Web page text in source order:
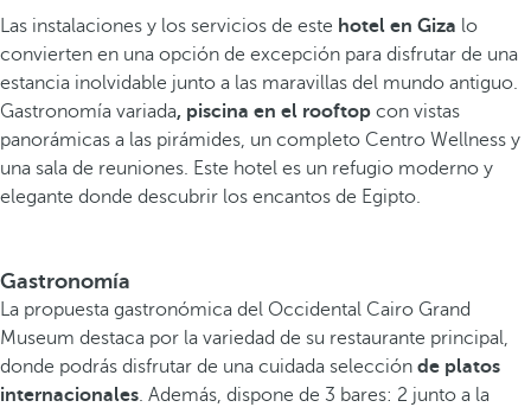
Las instalaciones y los servicios de este hotel en Giza lo
convierten en una opción de excepción para disfrutar de una
estancia inolvidable junto a las maravillas del mundo antiguo.
Gastronomía variada, piscina en el rooftop con vistas
panorámicas a las pirámides, un completo Centro Wellness y
una sala de reuniones. Este hotel es un refugio moderno y
elegante donde descubrir los encantos de Egipto.
Gastronomía
La propuesta gastronómica del Occidental Cairo Grand
Museum destaca por la variedad de su restaurante principal,
donde podrás disfrutar de una cuidada selección de platos
internacionales. Además, dispone de 3 bares: 2 junto a la